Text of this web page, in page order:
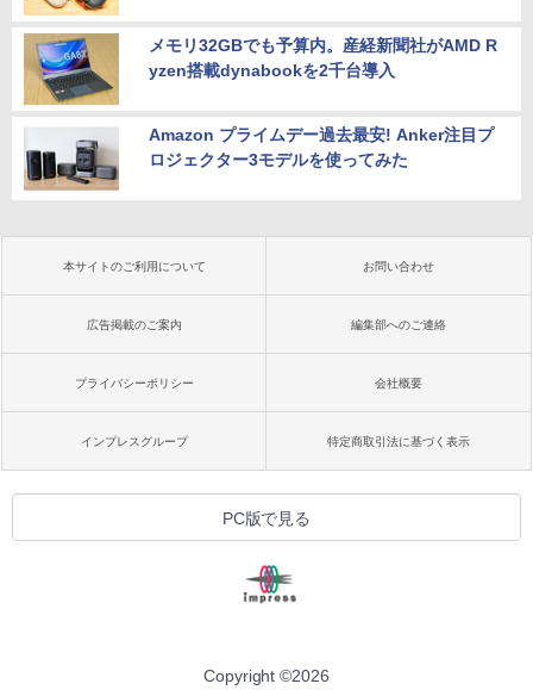
メモリ32GBでも予算内。産経新聞社がAMD R
yzen搭載dynabookを2千台導入
Amazon プライムデー過去最安! Anker注目プ
ロジェクター3モデルを使ってみた
本サイトのご利用について お問い合わせ
広告掲載のご案内 編集部へのご連絡
プライバシーポリシー 会社概要
インプレスグループ 特定商取引法に基づく表示
PC版で見る
Copyright ©2026